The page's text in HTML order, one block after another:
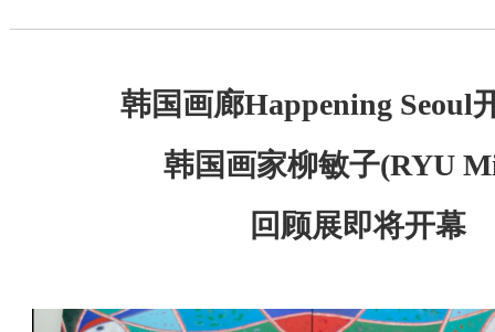
韩国画廊Happening Seoul
韩国画家柳敏子(RYU
回顾展即将开幕